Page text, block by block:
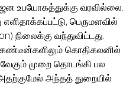
உபயோகத்துக்கு வரவில்லை.
பெருமளவில்
நிலைக்கு வந்துவிட்டது.
கொதிகலனில்
வேகும் முறை தொடங்கி பல
அந்தத் துறையில்